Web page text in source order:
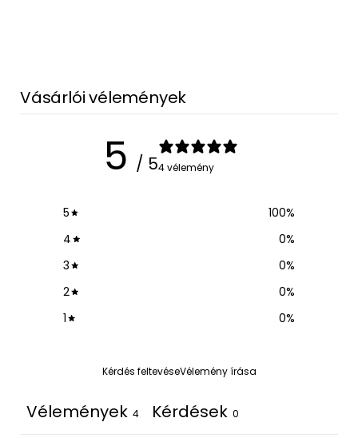
Vásárlói vélemények
5 / 54 vélemény
5 100%
4
0%
3
0%
2
0%
1
0%
Kérdés feltevéseVélemény írása
Vélemények 4 Kérdések 0